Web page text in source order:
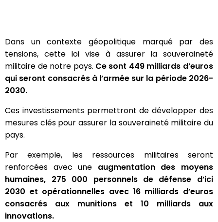
Dans un contexte géopolitique marqué par des
tensions, cette loi vise à assurer la souveraineté
militaire de notre pays. Ce sont 449 milliards d’euros
qui seront consacrés à l’armée sur la période 2026-
2030.
Ces investissements permettront de développer des
mesures clés pour assurer la souveraineté militaire du
pays.
Par exemple, les ressources militaires seront
renforcées avec une augmentation des moyens
humaines, 275 000 personnels de défense d’ici
2030 et opérationnelles avec 16 milliards d’euros
consacrés aux munitions et 10 milliards aux
innovations.